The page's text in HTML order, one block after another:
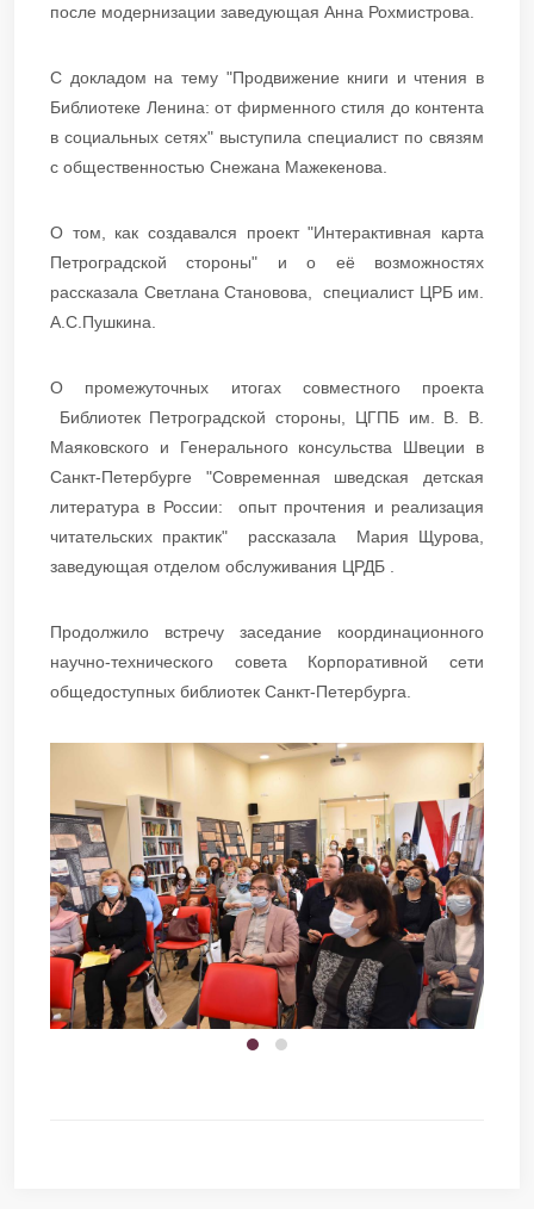
после модернизации заведующая Анна Рохмистрова.
С докладом на тему "Продвижение книги и чтения в
Библиотеке Ленина: от фирменного стиля до контента
в социальных сетях" выступила специалист по связям
с общественностью Снежана Мажекенова.
О том, как создавался проект "Интерактивная карта
Петроградской стороны" и о её возможностях
рассказала Светлана Становова, специалист ЦРБ им.
А.С.Пушкина.
О промежуточных итогах совместного проекта
Библиотек Петроградской стороны, ЦГПБ им. В. В.
Маяковского и Генерального консульства Швеции в
Санкт-Петербурге "Современная шведская детская
литература в России: опыт прочтения и реализация
читательских практик" рассказала Мария Щурова,
заведующая отделом обслуживания ЦРДБ .
Продолжило встречу заседание координационного
научно-технического совета Корпоративной сети
общедоступных библиотек Санкт-Петербурга.